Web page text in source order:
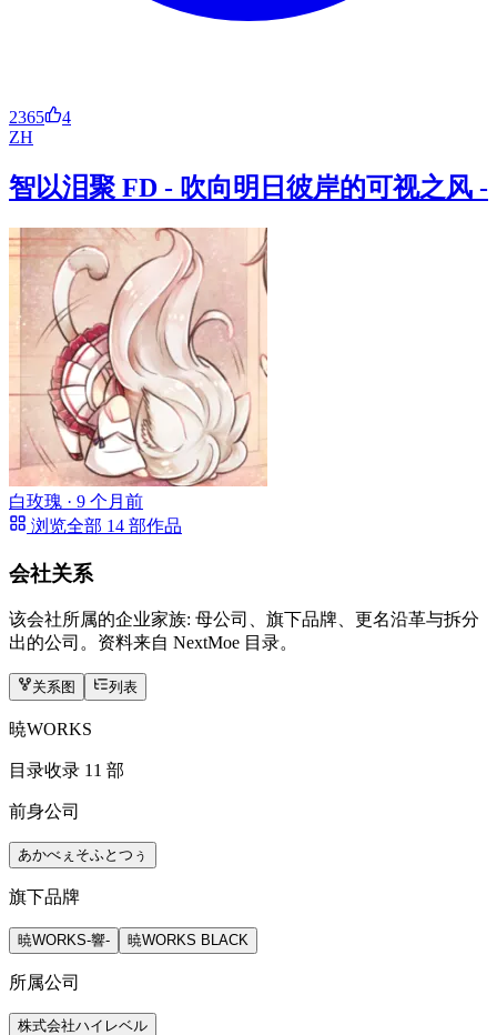
2365
4
ZH
智以泪聚 FD - 吹向明日彼岸的可视之风 -
白玫瑰 · 9 个月前
浏览全部 14 部作品
会社关系
该会社所属的企业家族: 母公司、旗下品牌、更名沿革与拆分
出的公司。资料来自 NextMoe 目录。
关系图 列表
暁WORKS
目录收录 11 部
前身公司
あかべぇそふとつぅ
旗下品牌
暁WORKS-響- 暁WORKS BLACK
所属公司
株式会社ハイレベル